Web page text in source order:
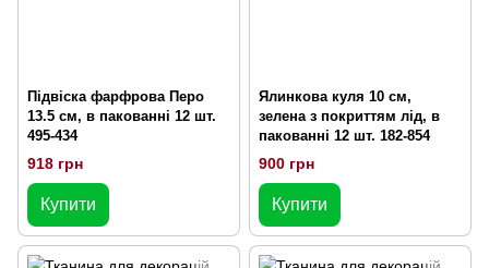
Підвіска фарфрова Перо
13.5 см, в пакованні 12 шт.
495-434
918 грн
Купити
Ялинкова куля 10 см,
зелена з покриттям лід, в
пакованні 12 шт. 182-854
900 грн
Купити